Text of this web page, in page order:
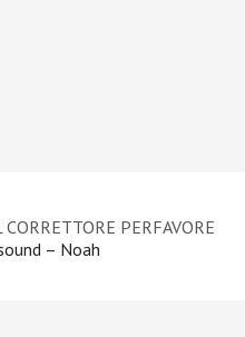
PERFAVORE
– Noah